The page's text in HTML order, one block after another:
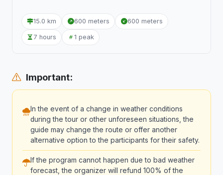
15.0 km 600 meters 600 meters
7 hours 1 peak
Important:
In the event of a change in weather conditions
during the tour or other unforeseen situations, the
guide may change the route or offer another
alternative option to the participants for their safety.
If the program cannot happen due to bad weather
forecast, the organizer will refund 100% of the